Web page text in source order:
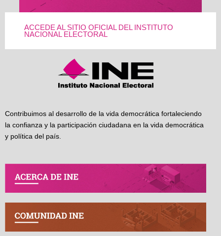
ACCEDE AL SITIO OFICIAL DEL INSTITUTO
NACIONAL ELECTORAL
Contribuimos al desarrollo de la vida democrática fortaleciendo
la confianza y la participación ciudadana en la vida democrática
y política del país.